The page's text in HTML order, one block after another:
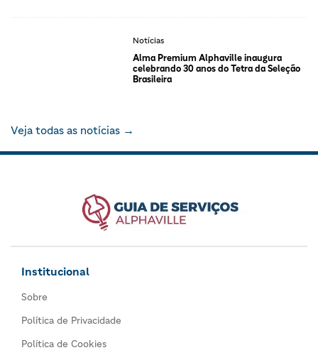
Notícias
Alma Premium Alphaville inaugura
celebrando 30 anos do Tetra da Seleção
Brasileira
Veja todas as notícias →
Institucional
Sobre
Política de Privacidade
Política de Cookies